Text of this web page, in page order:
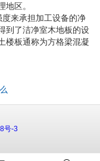
区。
来承担加工设备的净
到了洁净室木地板的设
楼板通称为方格梁混凝
号-3